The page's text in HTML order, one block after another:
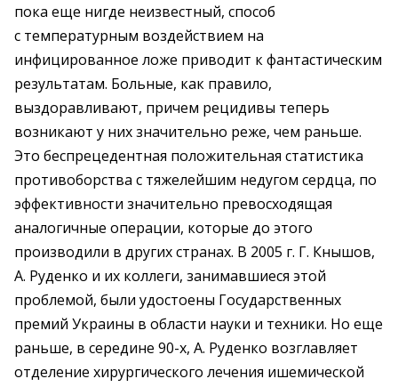
пока еще нигде неизвестный, способ
с температурным воздействием на
инфицированное ложе приводит к фантастическим
результатам. Больные, как правило,
выздоравливают, причем рецидивы теперь
возникают у них значительно реже, чем раньше.
Это беспрецедентная положительная статистика
противоборства с тяжелейшим недугом сердца, по
эффективности значительно превосходящая
аналогичные операции, которые до этого
производили в других странах. В 2005 г. Г. Кнышов,
А. Руденко и их коллеги, занимавшиеся этой
проблемой, были удостоены Государственных
премий Украины в области науки и техники. Но еще
раньше, в середине 90-х, А. Руденко возглавляет
отделение хирургического лечения ишемической